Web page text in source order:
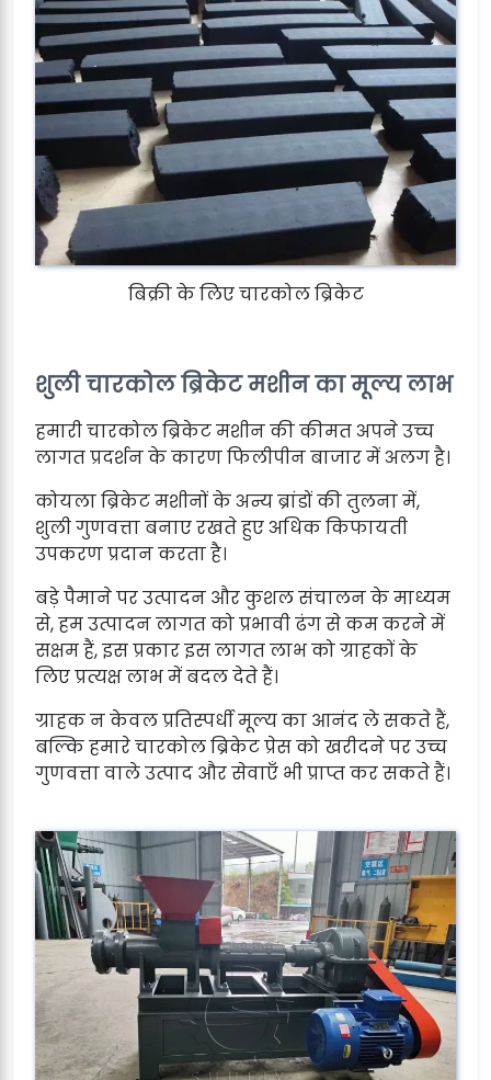
बिक्री के लिए चारकोल ब्रिकेट
शुली चारकोल ब्रिकेट मशीन का मूल्य लाभ
हमारी चारकोल ब्रिकेट मशीन की कीमत अपने उच्च
लागत प्रदर्शन के कारण फिलीपीन बाजार में अलग है।
कोयला ब्रिकेट मशीनों के अन्य ब्रांडों की तुलना में,
शुली गुणवत्ता बनाए रखते हुए अधिक किफायती
उपकरण प्रदान करता है।
बड़े पैमाने पर उत्पादन और कुशल संचालन के माध्यम
से, हम उत्पादन लागत को प्रभावी ढंग से कम करने में
सक्षम हैं, इस प्रकार इस लागत लाभ को ग्राहकों के
लिए प्रत्यक्ष लाभ में बदल देते हैं।
ग्राहक न केवल प्रतिस्पर्धी मूल्य का आनंद ले सकते हैं,
बल्कि हमारे चारकोल ब्रिकेट प्रेस को खरीदने पर उच्च
गुणवत्ता वाले उत्पाद और सेवाएँ भी प्राप्त कर सकते हैं।